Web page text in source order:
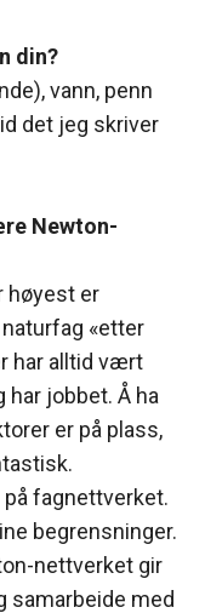
din?
vann, penn
det jeg skriver
Newton-
høyest er
«etter
har alltid vært
jobbet. Å ha
er på plass,
fagnettverket.
begrensninger.
nettverket gir
samarbeide med